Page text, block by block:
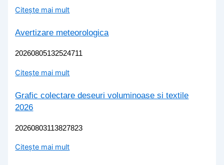
Citește mai mult
Avertizare meteorologica
20260805132524711
Citește mai mult
Grafic colectare deseuri voluminoase si textile
2026
20260803113827823
Citește mai mult